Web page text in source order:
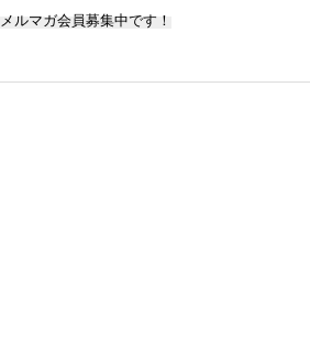
メルマガ会員募集中です！